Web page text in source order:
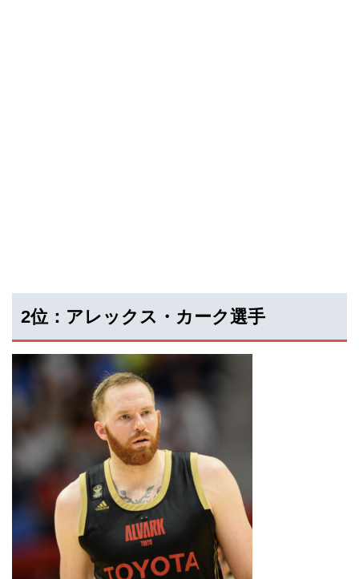
2位：アレックス・カーク選手